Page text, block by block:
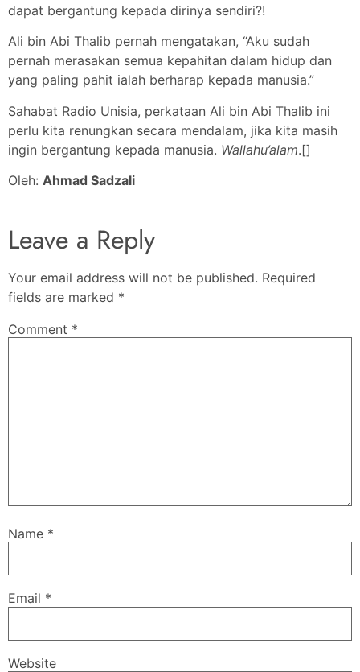
dapat bergantung kepada dirinya sendiri?!
Ali bin Abi Thalib pernah mengatakan, “Aku sudah
pernah merasakan semua kepahitan dalam hidup dan
yang paling pahit ialah berharap kepada manusia.”
Sahabat Radio Unisia, perkataan Ali bin Abi Thalib ini
perlu kita renungkan secara mendalam, jika kita masih
ingin bergantung kepada manusia. Wallahu’alam.[]
Oleh: Ahmad Sadzali
Leave a Reply
Your email address will not be published. Required
fields are marked *
Comment *
Name *
Email *
Website